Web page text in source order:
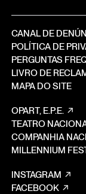
CANAL DE
POLÍTICA DE
PERGUNTAS
LIVRO DE
MAPA DO SITE
OPART, E.P.E.
TEATRO
COMPANHIA
MILLENNIUM
INSTAGRAM
FACEBOOK